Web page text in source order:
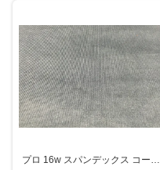
プロ 16w スパンデックス コード